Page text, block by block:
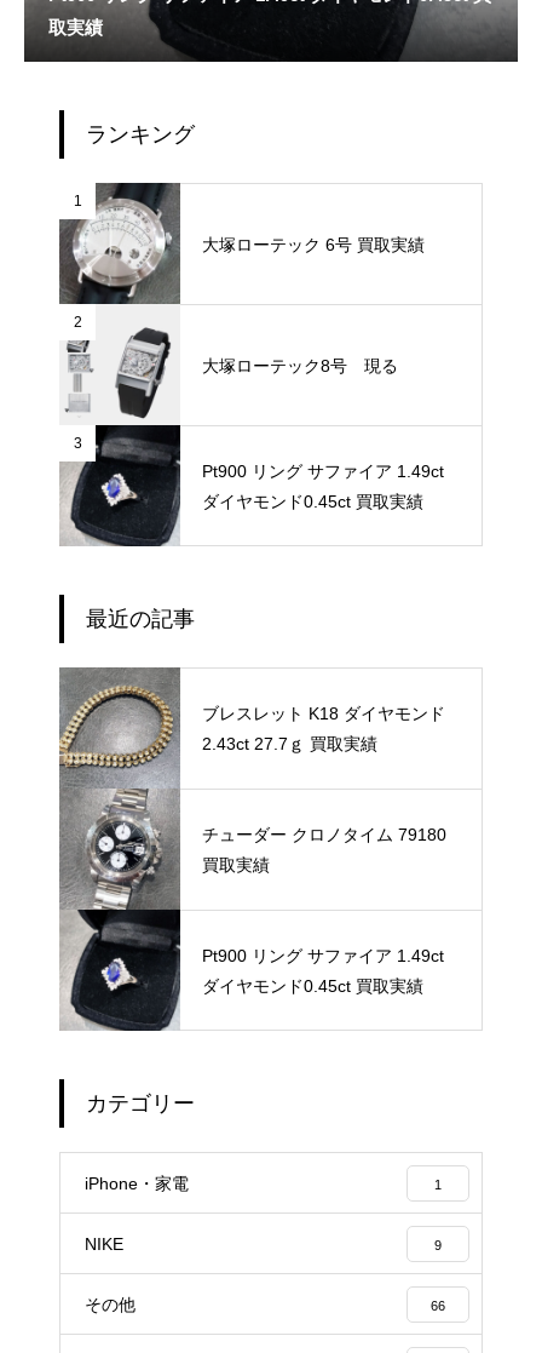
取実績
ランキング
1
大塚ローテック 6号 買取実績
2
大塚ローテック8号 現る
3
Pt900 リング サファイア 1.49ct
ダイヤモンド0.45ct 買取実績
最近の記事
ブレスレット K18 ダイヤモンド
2.43ct 27.7ｇ 買取実績
チューダー クロノタイム 79180
買取実績
Pt900 リング サファイア 1.49ct
ダイヤモンド0.45ct 買取実績
カテゴリー
iPhone・家電 1
NIKE 9
その他 66